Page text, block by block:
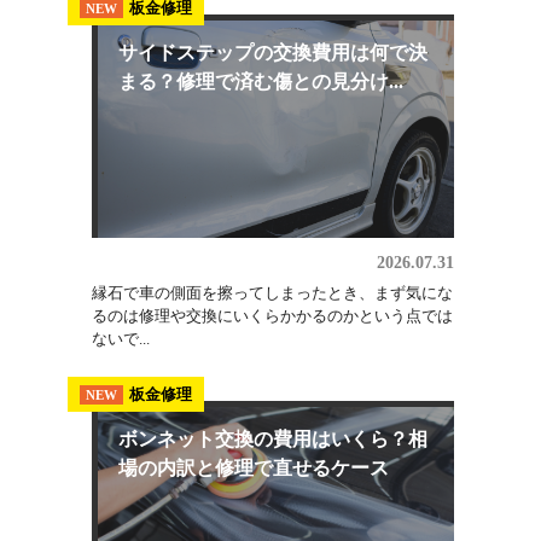
2026.08.03
埼玉でオールペン（全塗装）を検討しているなら、
軽自動車・小型普通車で25万円〜、普通車で30万
サイドステップの交換費用は何で決
まる？修理で済む傷との見分け...
2026.07.31
縁石で車の側面を擦ってしまったとき、まず気にな
るのは修理や交換にいくらかかるのかという点では